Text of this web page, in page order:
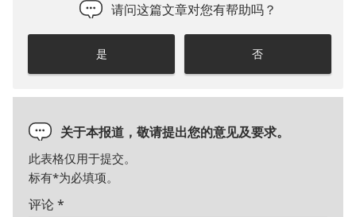
请问这篇文章对您有帮助吗？
是 否
关于本报道，敬请提出您的意见及要求。
此表格仅用于提交。
标有*为必填项。
评论*